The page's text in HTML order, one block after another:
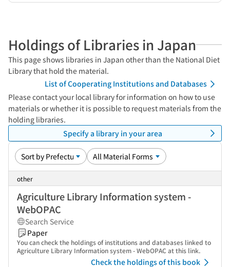
Holdings of Libraries in Japan
This page shows libraries in Japan other than the National Diet
Library that hold the material.
List of Cooperating Institutions and Databases
Please contact your local library for information on how to use
materials or whether it is possible to request materials from the
holding libraries.
Specify a library in your area
other
Agriculture Library Information system -
WebOPAC
Search Service
Paper
You can check the holdings of institutions and databases linked to
Agriculture Library Information system - WebOPAC at this link.
Check the holdings of this book